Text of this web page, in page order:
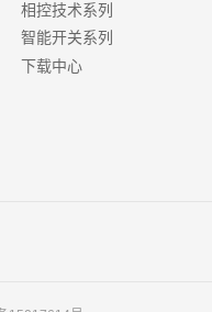
相控技术系列
智能开关系列
下载中心